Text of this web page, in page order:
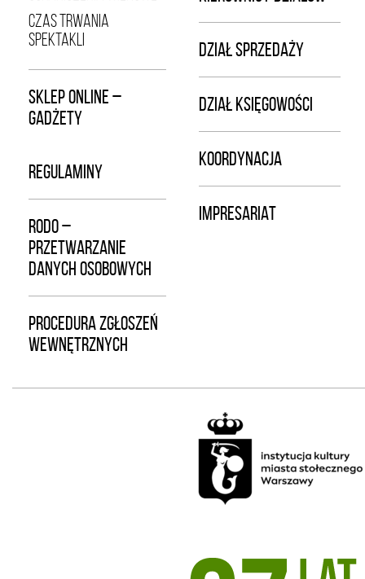
CZAS TRWANIA
SPEKTAKLI
SKLEP ONLINE –
GADŻETY
REGULAMINY
RODO –
PRZETWARZANIE
DANYCH OSOBOWYCH
PROCEDURA ZGŁOSZEŃ
WEWNĘTRZNYCH
DZIAŁ SPRZEDAŻY
DZIAŁ KSIĘGOWOŚCI
KOORDYNACJA
IMPRESARIAT